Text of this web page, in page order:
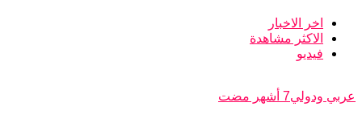
اخر الاخبار
الاكثر مشاهدة
فيديو
عربي ودولي7 أشهر مضت